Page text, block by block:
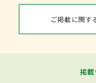
ご掲載に関す
掲